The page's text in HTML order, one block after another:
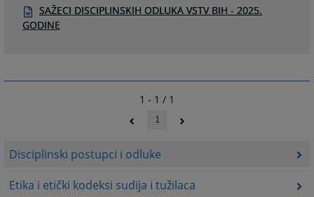
Disciplinski postupci i odluke
Etika i etički kodeksi sudija i tužilaca
SAŽECI DISCIPLINSKIH ODLUKA VSTV BIH - 2025.
GODINE
1 - 1 / 1
1